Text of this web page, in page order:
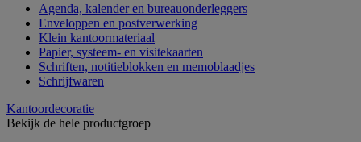
Agenda, kalender en bureauonderleggers
Enveloppen en postverwerking
Klein kantoormateriaal
Papier, systeem- en visitekaarten
Schriften, notitieblokken en memoblaadjes
Schrijfwaren
Kantoordecoratie
Bekijk de hele productgroep